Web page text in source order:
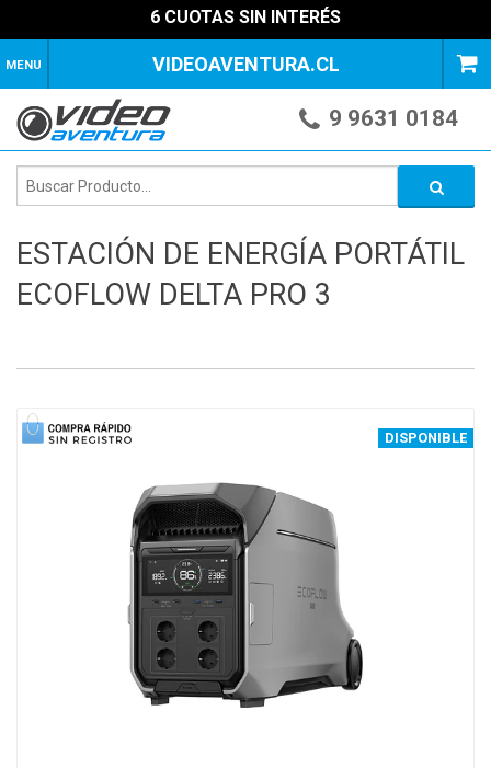
6 CUOTAS SIN INTERÉS
MENU VIDEOAVENTURA.CL
9 9631 0184
ESTACIÓN DE ENERGÍA PORTÁTIL
ECOFLOW DELTA PRO 3
DISPONIBLE
1 of 4